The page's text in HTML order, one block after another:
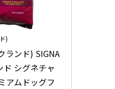
)
ランド) SIGNA
ド シグネチャ
アムドッグフ